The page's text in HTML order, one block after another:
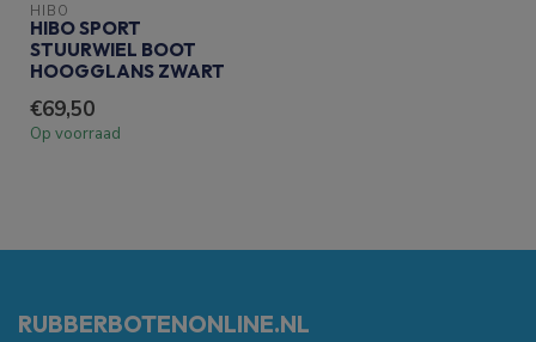
HIBO
HIBO SPORT
STUURWIEL BOOT
HOOGGLANS ZWART
€69,50
Op voorraad
RUBBERBOTENONLINE.NL